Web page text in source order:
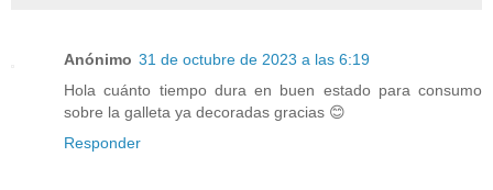
Anónimo 31 de octubre de 2023 a las 6:19
Hola cuánto tiempo dura en buen estado para consumo
sobre la galleta ya decoradas gracias 😊
Responder